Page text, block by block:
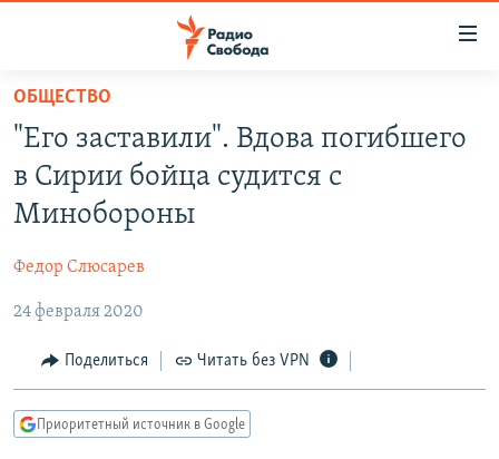
упрощенного
доступа
Вернуться
основному
Вернутся
навигации
Вернутся
поиску
ПРОГРАММЫ
АВТОРСКИЕ ПРОЕКТЫ
МНЕНИЯ
КУЛЬТУРА
IDEL.РЕАЛИИ
СЕВЕР.РЕАЛИИ
ОБЩЕСТВО
"Его заставили". Вдова погибшего
в Сирии бойца судится с
Минобороны
Федор Слюсарев
24 февраля 2020
Поделиться Читать без VPN
Приоритетный источник в Google